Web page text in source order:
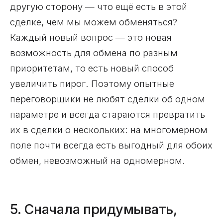
другую сторону — что ещё есть в этой
сделке, чем мы можем обменяться?
Каждый новый вопрос — это новая
возможность для обмена по разным
приоритетам, то есть новый способ
увеличить пирог. Поэтому опытные
переговорщики не любят сделки об одном
параметре и всегда стараются превратить
их в сделки о нескольких: на многомерном
поле почти всегда есть выгодный для обоих
обмен, невозможный на одномерном.
5. Сначала придумывать,